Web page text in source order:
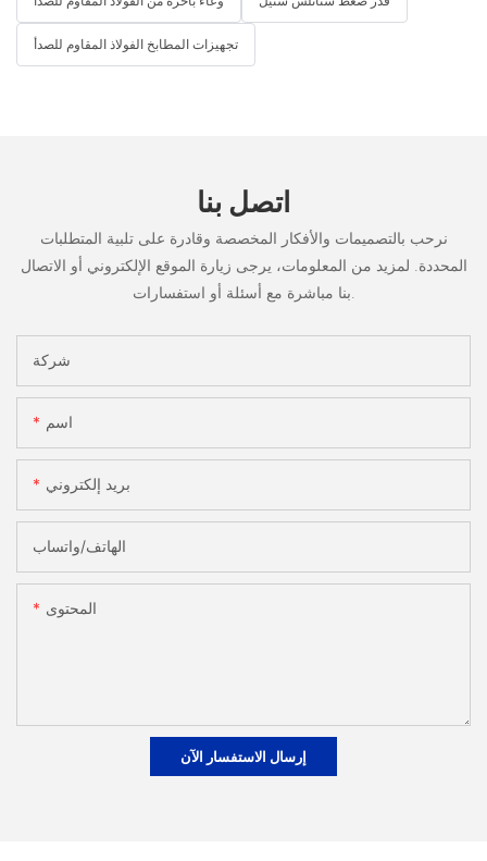
تجهيزات المطابخ الفولاذ المقاوم للصدأ
اتصل بنا
نرحب بالتصميمات والأفكار المخصصة وقادرة على تلبية المتطلبات
المحددة. لمزيد من المعلومات، يرجى زيارة الموقع الإلكتروني أو الاتصال
شركة
اسم
بريد إلكتروني
الهاتف/واتساب
المحتوى
إرسال الاستفسار الآن